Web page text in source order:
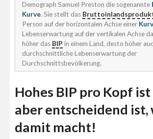
Demograph Samuel Preston die sogenannte
Kurve. Sie stellt das
Person auf der horizontalen Achse einer
Lebenserwartung auf der vertikalen Achse
höher das BIP in einem Land, desto höher
durchschnittliche Lebenserwartung der
Durchschnittsbevölkerung.
Hohes BIP pro Kopf
aber entscheidend ist,
damit macht!